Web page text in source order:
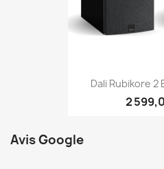
Dali Rubikore 2
2
Avis Google